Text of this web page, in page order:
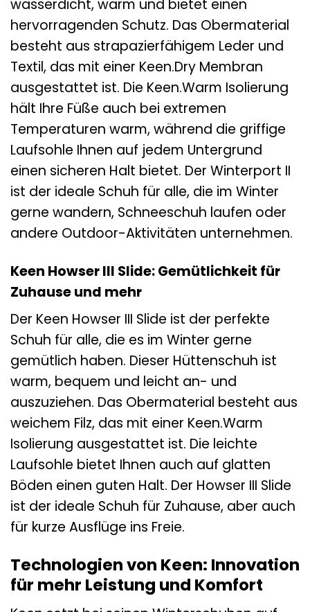
wasserdicht, warm und bietet einen
hervorragenden Schutz. Das Obermaterial
besteht aus strapazierfähigem Leder und
Textil, das mit einer Keen.Dry Membran
ausgestattet ist. Die Keen.Warm Isolierung
hält Ihre Füße auch bei extremen
Temperaturen warm, während die griffige
Laufsohle Ihnen auf jedem Untergrund
einen sicheren Halt bietet. Der Winterport II
ist der ideale Schuh für alle, die im Winter
gerne wandern, Schneeschuh laufen oder
andere Outdoor-Aktivitäten unternehmen.
Keen Howser III Slide: Gemütlichkeit für
Zuhause und mehr
Der Keen Howser III Slide ist der perfekte
Schuh für alle, die es im Winter gerne
gemütlich haben. Dieser Hüttenschuh ist
warm, bequem und leicht an- und
auszuziehen. Das Obermaterial besteht aus
weichem Filz, das mit einer Keen.Warm
Isolierung ausgestattet ist. Die leichte
Laufsohle bietet Ihnen auch auf glatten
Böden einen guten Halt. Der Howser III Slide
ist der ideale Schuh für Zuhause, aber auch
für kurze Ausflüge ins Freie.
Technologien von Keen: Innovation
für mehr Leistung und Komfort